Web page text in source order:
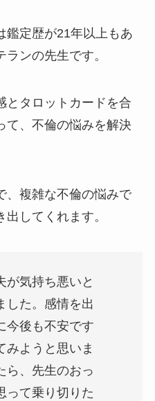
鑑定歴が21年以上もあ
ンの先生です。
とタロットカードを合
て、不倫の悩みを解決
、複雑な不倫の悩みで
してくれます。
が気持ち悪いと
した。感情を出
今後も不安です
みようと思いま
ら、先生のおっ
って乗り切りた